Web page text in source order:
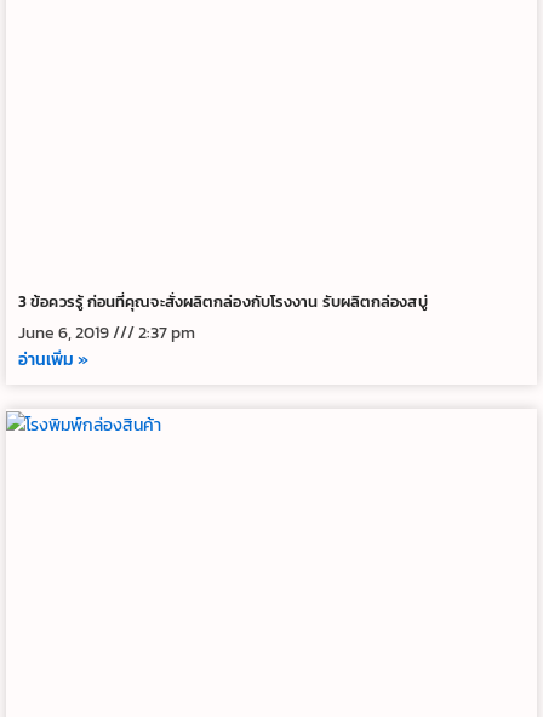
3 ข้อควรรู้ ก่อนที่คุณจะสั่งผลิตกล่องกับโรงงาน รับผลิตกล่องสบู่
June 6, 2019
2:37 pm
อ่านเพิ่ม »